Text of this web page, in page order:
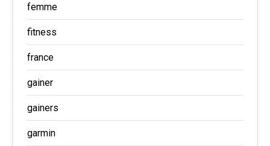
femme
fitness
france
gainer
gainers
garmin